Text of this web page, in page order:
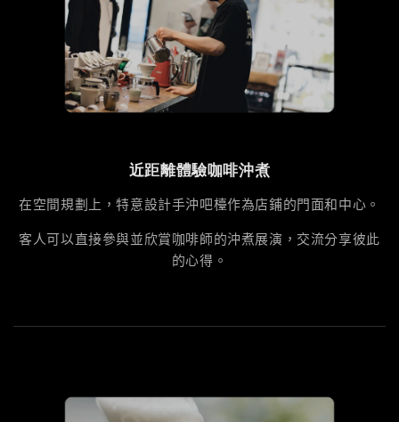
近距離體驗咖啡沖煮
在空間規劃上，特意設計手沖吧檯作為店鋪的門面和中心。
客人可以直接參與並欣賞咖啡師的沖煮展演，交流分享彼此
的心得。